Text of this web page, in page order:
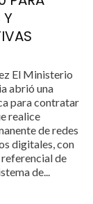
Y
El Ministerio
abrió una
para contratar
realice
de redes
digitales, con
de
de...